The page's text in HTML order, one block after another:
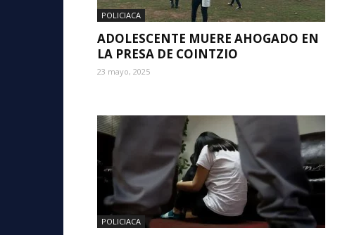
POLICIACA
ADOLESCENTE MUERE AHOGADO EN
LA PRESA DE COINTZIO
23 mayo, 2025
POLICIACA